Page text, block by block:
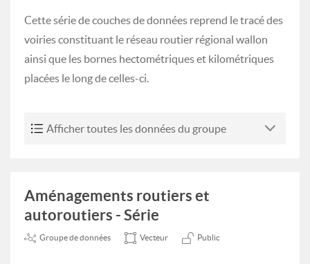
Cette série de couches de données reprend le tracé des
voiries constituant le réseau routier régional wallon
ainsi que les bornes hectométriques et kilométriques
placées le long de celles-ci.
Afficher toutes les données du groupe
Aménagements routiers et
autoroutiers - Série
Groupe de données Vecteur Public